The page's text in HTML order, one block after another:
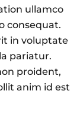
ullamco
consequat.
in voluptate
pariatur.
proident,
anim id est